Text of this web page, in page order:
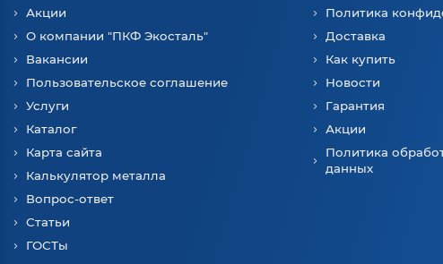
Акции
О компании "ПКФ Экосталь"
Вакансии
Пользовательское соглашение
Услуги
Каталог
Карта сайта
Калькулятор металла
Вопрос-ответ
Статьи
ГОСТы
Политика
Доставка
Как купить
Новости
Гарантия
Акции
Политика
данных